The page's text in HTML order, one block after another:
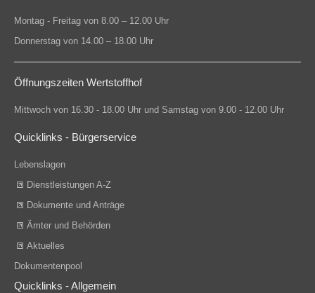
Montag - Freitag von 8.00 – 12.00 Uhr
Donnerstag von 14.00 – 18.00 Uhr
Öffnungszeiten Wertstoffhof
Mittwoch von 16.30 - 18.00 Uhr und Samstag von 9.00 - 12.00 Uhr
Quicklinks - Bürgerservice
Lebenslagen
Dienstleistungen A-Z
Dokumente und Anträge
Ämter und Behörden
Aktuelles
Dokumentenpool
Quicklinks - Allgemein